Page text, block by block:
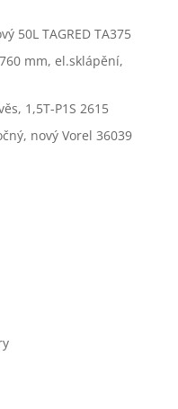
50L TAGRED TA375
mm, el.sklápění,
1,5T-P1S 2615
nový Vorel 36039